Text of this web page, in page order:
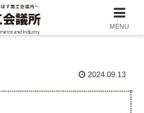
2024.09.13
MENU